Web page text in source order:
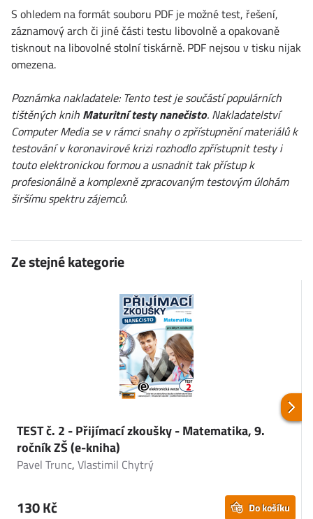
S ohledem na formát souboru PDF je možné test, řešení,
záznamový arch či jiné části testu libovolně a opakovaně
tisknout na libovolné stolní tiskárně. PDF nejsou v tisku nijak
omezena.
Poznámka nakladatele: Tento test je součástí populárních
tištěných knih Maturitní testy nanečisto. Nakladatelství
Computer Media se v rámci snahy o zpřístupnění materiálů k
testování v koronavirové krizi rozhodlo zpřístupnit testy i
touto elektronickou formou a usnadnit tak přístup k
profesionálně a komplexně zpracovaným testovým úlohám
širšímu spektru zájemců.
Ze stejné kategorie
TEST č. 2 - Přijímací zkoušky - Matematika, 9.
ročník ZŠ (e-kniha)
Pavel Trunc, Vlastimil Chytrý
130 Kč Do košíku